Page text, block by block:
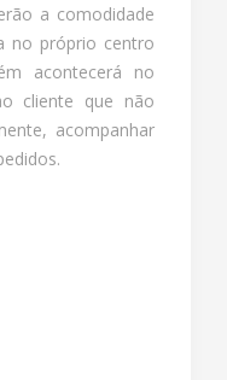
a comodidade
no próprio centro
acontecerá no
cliente que não
acompanhar